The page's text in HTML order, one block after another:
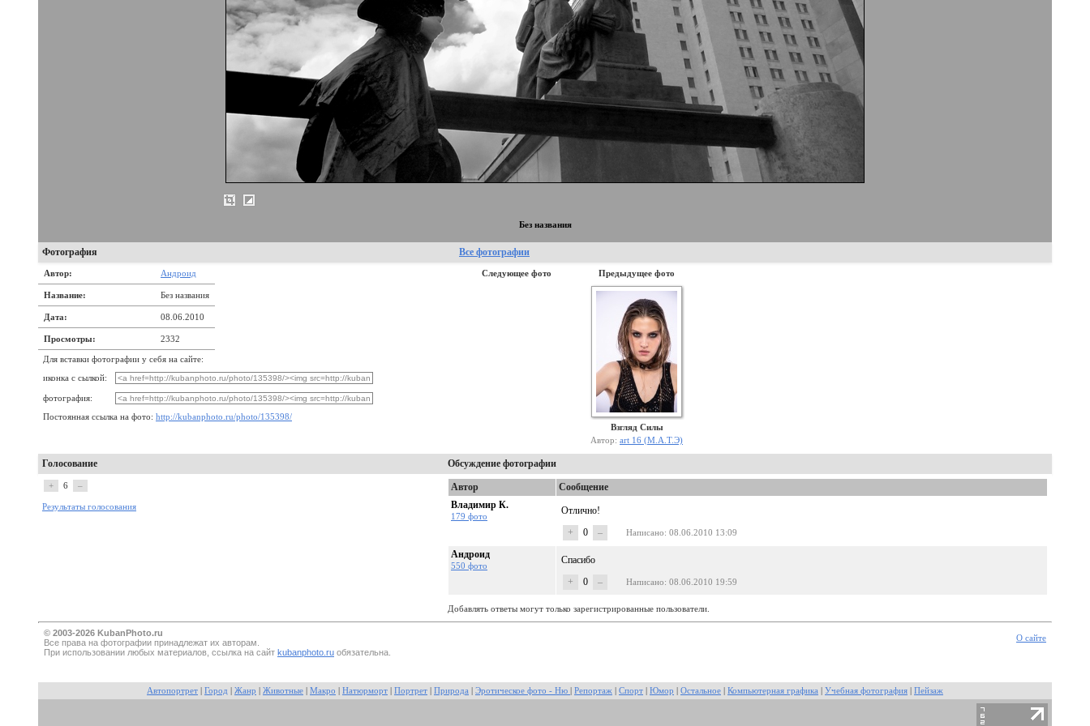
Без названия
Фотография Все фотографии
Автор: Андроид
Название: Без названия
Дата: 08.06.2010
Просмотры: 2332
Для вставки фотографии у себя на сайте:
иконка с сылкой:
фотография:
Постоянная ссылка на фото: http://kubanphoto.ru/photo/135398/
Следующее фото Предыдущее фото
Взгляд Силы
Автор: art 16 (М.А.Т.Э)
Голосование Обсуждение фотографии
+ 6 –
Результаты голосования
Автор
Сообщение
Владимир К.
179 фото
Отлично!
+
0 – Написано: 08.06.2010 13:09
Андроид
550 фото
Спасибо
+
0 – Написано: 08.06.2010 19:59
Добавлять ответы могут только зарегистрированные пользователи.
© 2003-2026 KubanPhoto.ru
Все прaва на фотографии принадлежат их авторам.
При использовании любых материалов, ссылка на сайт kubanphoto.ru обязательна.
О сайте
Автопортрет Город Жанр Животные Макро Натюрморт Портрет Природа Эротическое фото - Ню Репортаж Спорт Юмор Остальное Компьютерная графика Учебная фотография Пейзаж